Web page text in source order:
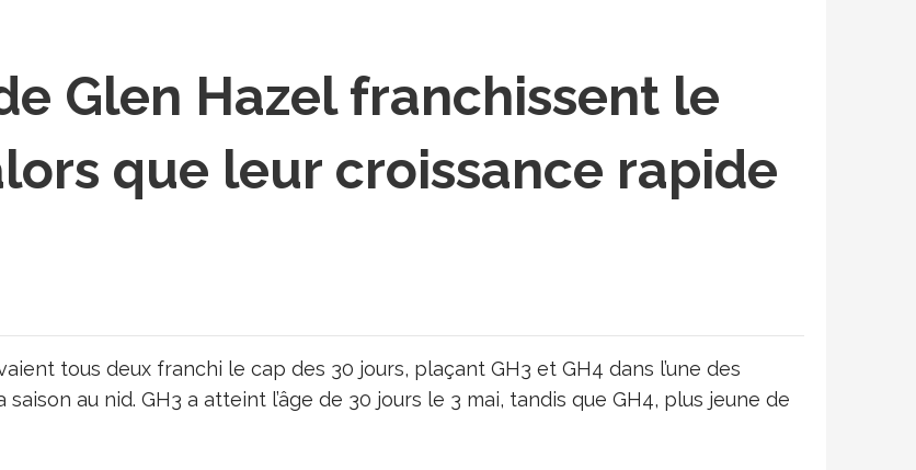
Glen Hazel franchissent le
que leur croissance rapide
tous deux franchi le cap des 30 jours, plaçant GH3 et GH4 dans l’une des
au nid. GH3 a atteint l’âge de 30 jours le 3 mai, tandis que GH4, plus jeune de